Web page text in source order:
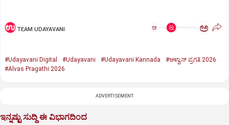
TEAM UDAYAVANI ಅ ಅ
#Udayavani Digital #Udayavani #Udayavani Kannada
#ಆಳ್ವಾಸ್‌ ಪ್ರಗತಿ 2026
#Alvas Pragathi 2026
ADVERTISEMENT
ಇನ್ನಷ್ಟು ಸುದ್ದಿ ಈ ವಿಭಾಗದಿಂದ